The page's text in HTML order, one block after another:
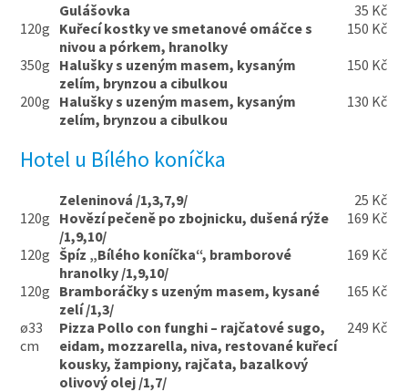
Gulášovka
35 Kč
120g Kuřecí kostky ve smetanové omáčce s
nivou a pórkem, hranolky
150 Kč
350g Halušky s uzeným masem, kysaným
zelím, brynzou a cibulkou
150 Kč
200g Halušky s uzeným masem, kysaným
zelím, brynzou a cibulkou
130 Kč
Hotel u Bílého koníčka
Zeleninová /1,3,7,9/
25 Kč
120g Hovězí pečeně po zbojnicku, dušená rýže
/1,9,10/
169 Kč
120g Špíz „Bílého koníčka“, bramborové
hranolky /1,9,10/
169 Kč
120g Bramboráčky s uzeným masem, kysané
zelí /1,3/
165 Kč
ø33
cm
Pizza Pollo con funghi – rajčatové sugo,
eidam, mozzarella, niva, restované kuřecí
kousky, žampiony, rajčata, bazalkový
olivový olej /1,7/
249 Kč